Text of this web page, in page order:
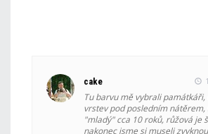
cake
Tu barvu mě vybrali
vrstev pod posledním nátěrem,
"mladý" cca 10 roků, růžová je
nakonec jsme si museli